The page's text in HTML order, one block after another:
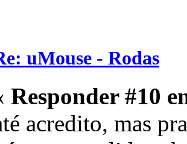
uMouse - Rodas
Responder #10
acredito, mas